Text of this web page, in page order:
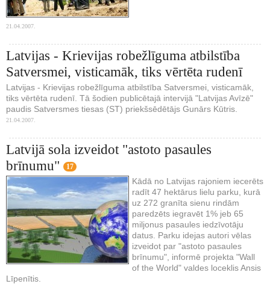
21.04.2007.
Latvijas - Krievijas robežlīguma atbilstība
Satversmei, visticamāk, tiks vērtēta rudenī
Latvijas - Krievijas robežlīguma atbilstība Satversmei, visticamāk,
tiks vērtēta rudenī. Tā šodien publicētajā intervijā "Latvijas Avīzē"
paudis Satversmes tiesas (ST) priekšsēdētājs Gunārs Kūtris.
21.04.2007.
Latvijā sola izveidot "astoto pasaules
brīnumu"
17
Kādā no Latvijas rajoniem iecerēts
radīt 47 hektārus lielu parku, kurā
uz 272 granīta sienu rindām
paredzēts iegravēt 1% jeb 65
miljonus pasaules iedzīvotāju
datus. Parku idejas autori vēlas
izveidot par "astoto pasaules
brīnumu", informē projekta "Wall
of the World" valdes loceklis Ansis
Līpenītis.